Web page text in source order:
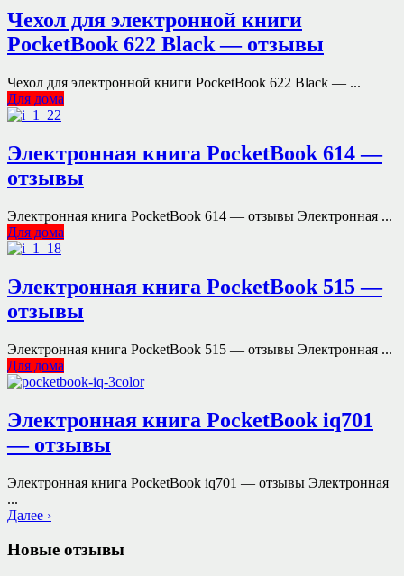
Чехол для электронной книги
PocketBook 622 Black — отзывы
Чехол для электронной книги PocketBook 622 Black — ...
Для дома
Электронная книга PocketBook 614 —
отзывы
Электронная книга PocketBook 614 — отзывы Электронная ...
Для дома
Электронная книга PocketBook 515 —
отзывы
Электронная книга PocketBook 515 — отзывы Электронная ...
Для дома
Электронная книга PocketBook iq701
— отзывы
Электронная книга PocketBook iq701 — отзывы Электронная
...
Далее ›
Новые отзывы